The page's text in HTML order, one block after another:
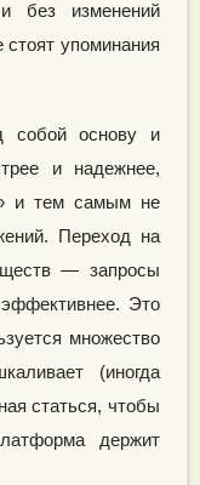
без изменений
упоминания
собой основу и
и надежнее,
и тем самым не
Переход на
— запросы
Это
множество
(иногда
статься, чтобы
держит